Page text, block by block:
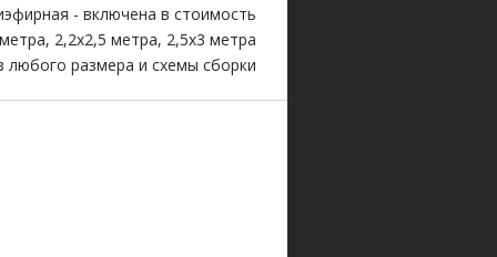
- включена в стоимость
2,2х2,5 метра, 2,5х3 метра
любого размера и схемы сборки